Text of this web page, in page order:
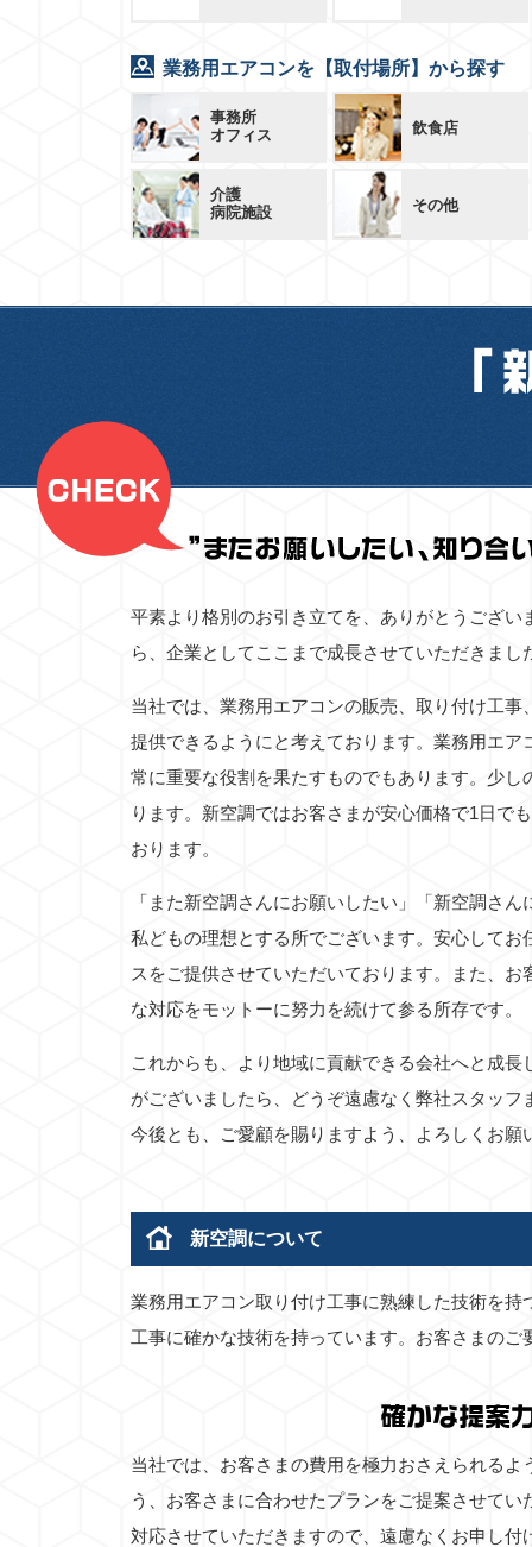
業務用エアコンを【取付場所】から探す
事務所
オフィス
飲食店
介護
病院施設
その他
平素より格別のお引き立てを、ありがとうござ
ら、企業としてここまで成長させていただきまし
当社では、業務用エアコンの販売、取り付け工
提供できるようにと考えております。業務用エ
常に重要な役割を果たすものでもあります。少
ります。新空調ではお客さまが安心価格で1日で
おります。
「また新空調さんにお願いしたい」「新空調さ
私どもの理想とする所でございます。安心して
スをご提供させていただいております。また、
な対応をモットーに努力を続けて参る所存です。
これからも、より地域に貢献できる会社へと成
がございましたら、どうぞ遠慮なく弊社スタッ
今後とも、ご愛顧を賜りますよう、よろしくお願
新空調について
業務用エアコン取り付け工事に熟練した技術を
工事に確かな技術を持っています。お客さまの
確かな提案
当社では、お客さまの費用を極力おさえられる
う、お客さまに合わせたプランをご提案させて
対応させていただきますので、遠慮なくお申し付